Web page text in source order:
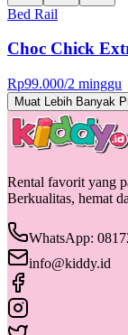
Bed Rail
Choc Chick
Rp99.000/2 minggu
Muat Lebih Banyak
Rental favorit yang
Berkualitas, hemat
WhatsApp:
info@kiddy.id